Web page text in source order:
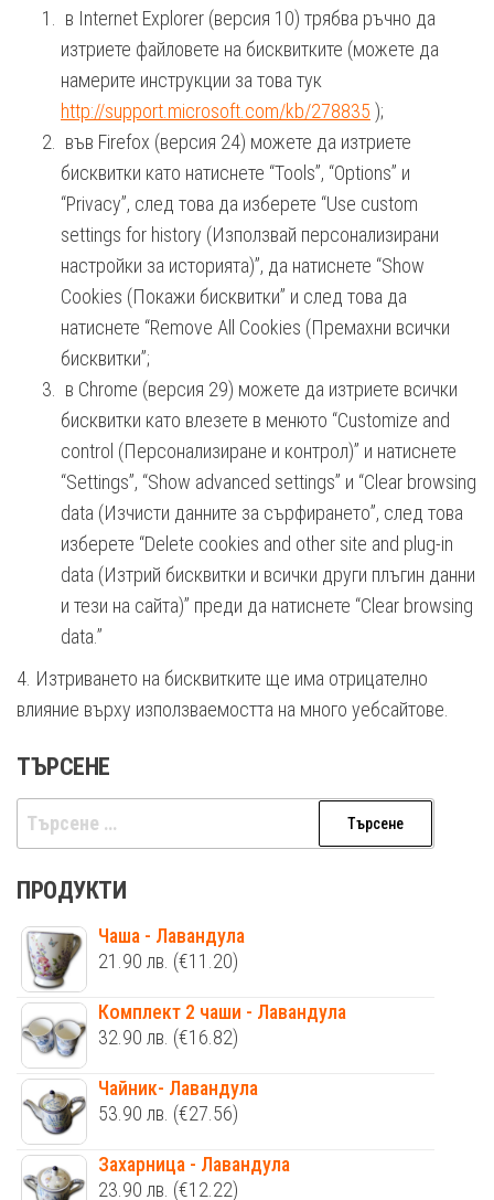
в Internet Explorer (версия 10) трябва ръчно да
изтриете файловете на бисквитките (можете да
намерите инструкции за това тук
http://support.microsoft.com/kb/278835 );
във Firefox (версия 24) можете да изтриете
бисквитки като натиснете “Tools”, “Options” и
“Privacy”, след това да изберете “Use custom
settings for history (Използвай персонализирани
настройки за историята)”, да натиснете “Show
Cookies (Покажи бисквитки” и след това да
натиснете “Remove All Cookies (Премахни всички
бисквитки”;
в Chrome (версия 29) можете да изтриете всички
бисквитки като влезете в менюто “Customize and
control (Персонализиране и контрол)” и натиснете
“Settings”, “Show advanced settings” и “Clear browsing
data (Изчисти данните за сърфирането”, след това
изберете “Delete cookies and other site and plug-in
data (Изтрий бисквитки и всички други плъгин данни
и тези на сайта)” преди да натиснете “Clear browsing
data.”
4. Изтриването на бисквитките ще има отрицателно
влияние върху използваемостта на много уебсайтове.
ТЪРСЕНЕ
Търсене
за:
ПРОДУКТИ
Чаша - Лавандула
21.90 лв. (€11.20)
Комплект 2 чаши - Лавандула
32.90 лв. (€16.82)
Чайник- Лавандула
53.90 лв. (€27.56)
Захарница - Лавандула
23.90 лв. (€12.22)